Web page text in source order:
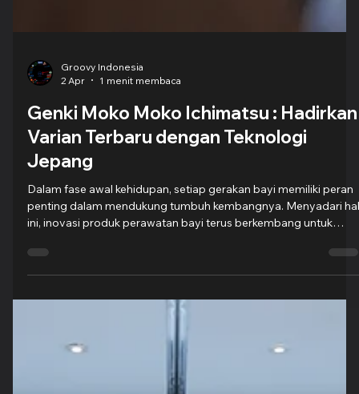
Groovy Indonesia
Genki Moko Moko Ichimatsu : Hadirkan
Varian Terbaru dengan Teknologi
Jepang
penting dalam mendukung tumbuh kembangnya. Menyadari hal
bereksplorasi. Salah satu terobosan terbaru datang dari
Ichimatsu. Produk ini dirancang dengan fokus utama pada